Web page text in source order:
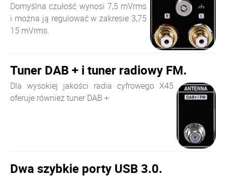
Domyślna czułość wynosi 7,5 mVrms
i można ją regulować w zakresie 3,75
15 mVrms.
Tuner DAB + i tuner radiowy FM.
Dla wysokiej jakości radia cyfrowego X45
oferuje również tuner DAB +
Dwa szybkie porty USB 3.0.